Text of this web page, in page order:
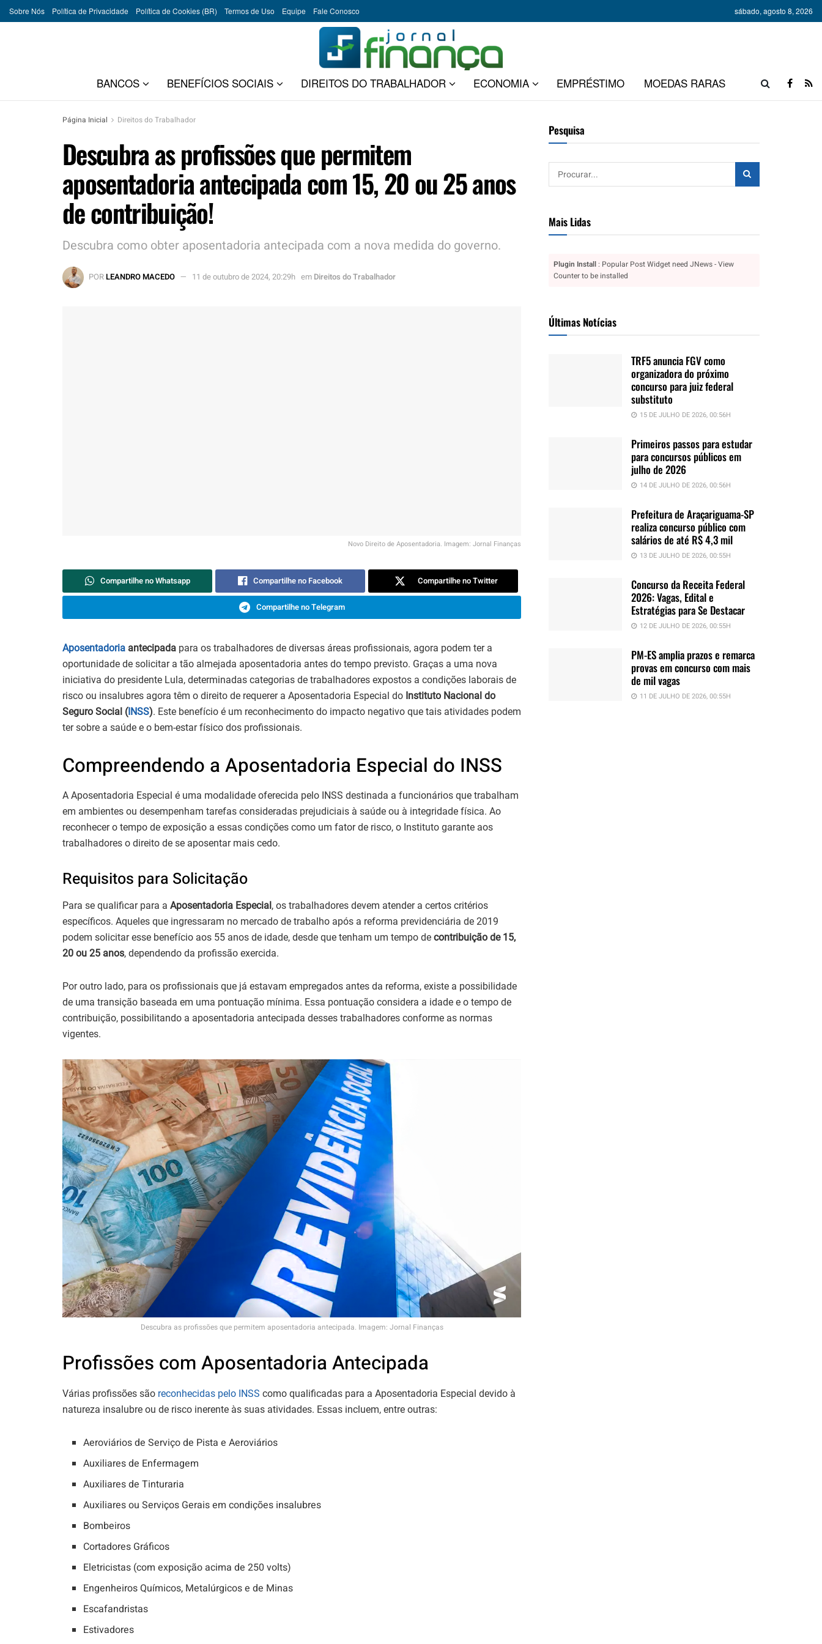
Sobre Nós Política de Privacidade Política de Cookies (BR) Termos de Uso Equipe Fale Conosco sábado, agosto 8, 2026
BANCOS BENEFÍCIOS SOCIAIS DIREITOS DO TRABALHADOR ECONOMIA EMPRÉSTIMO MOEDAS RARAS
Página Inicial Direitos do Trabalhador
Descubra as profissões que permitem
aposentadoria antecipada com 15, 20 ou 25 anos
de contribuição!
Descubra como obter aposentadoria antecipada com a nova medida do governo.
PORLEANDRO MACEDO 11 de outubro de 2024, 20:29h em Direitos do Trabalhador
Novo Direito de Aposentadoria. Imagem: Jornal Finanças
Compartilhe no Whatsapp Compartilhe no Facebook Compartilhe no Twitter
Compartilhe no Telegram
Aposentadoria antecipada para os trabalhadores de diversas áreas profissionais, agora podem ter a
oportunidade de solicitar a tão almejada aposentadoria antes do tempo previsto. Graças a uma nova
iniciativa do presidente Lula, determinadas categorias de trabalhadores expostos a condições laborais de
risco ou insalubres agora têm o direito de requerer a Aposentadoria Especial do Instituto Nacional do
Seguro Social (INSS). Este benefício é um reconhecimento do impacto negativo que tais atividades podem
ter sobre a saúde e o bem-estar físico dos profissionais.
Compreendendo a Aposentadoria Especial do INSS
A Aposentadoria Especial é uma modalidade oferecida pelo INSS destinada a funcionários que trabalham
em ambientes ou desempenham tarefas consideradas prejudiciais à saúde ou à integridade física. Ao
reconhecer o tempo de exposição a essas condições como um fator de risco, o Instituto garante aos
trabalhadores o direito de se aposentar mais cedo.
Requisitos para Solicitação
Para se qualificar para a Aposentadoria Especial, os trabalhadores devem atender a certos critérios
específicos. Aqueles que ingressaram no mercado de trabalho após a reforma previdenciária de 2019
podem solicitar esse benefício aos 55 anos de idade, desde que tenham um tempo de contribuição de 15,
20 ou 25 anos, dependendo da profissão exercida.
Por outro lado, para os profissionais que já estavam empregados antes da reforma, existe a possibilidade
de uma transição baseada em uma pontuação mínima. Essa pontuação considera a idade e o tempo de
contribuição, possibilitando a aposentadoria antecipada desses trabalhadores conforme as normas
vigentes.
Descubra as profissões que permitem aposentadoria antecipada. Imagem: Jornal Finanças
Profissões com Aposentadoria Antecipada
Várias profissões são reconhecidas pelo INSS como qualificadas para a Aposentadoria Especial devido à
natureza insalubre ou de risco inerente às suas atividades. Essas incluem, entre outras:
Aeroviários de Serviço de Pista e Aeroviários
Auxiliares de Enfermagem
Auxiliares de Tinturaria
Auxiliares ou Serviços Gerais em condições insalubres
Bombeiros
Cortadores Gráficos
Eletricistas (com exposição acima de 250 volts)
Engenheiros Químicos, Metalúrgicos e de Minas
Escafandristas
Estivadores
Pesquisa
Mais Lidas
Plugin Install : Popular Post Widget need JNews - View
Counter to be installed
Últimas Notícias
TRF5 anuncia FGV como
organizadora do próximo
concurso para juiz federal
substituto
15 DE JULHO DE 2026, 00:56H
Primeiros passos para estudar
para concursos públicos em
julho de 2026
14 DE JULHO DE 2026, 00:56H
Prefeitura de Araçariguama-SP
realiza concurso público com
salários de até R$ 4,3 mil
13 DE JULHO DE 2026, 00:55H
Concurso da Receita Federal
2026: Vagas, Edital e
Estratégias para Se Destacar
12 DE JULHO DE 2026, 00:55H
PM-ES amplia prazos e remarca
provas em concurso com mais
de mil vagas
11 DE JULHO DE 2026, 00:55H